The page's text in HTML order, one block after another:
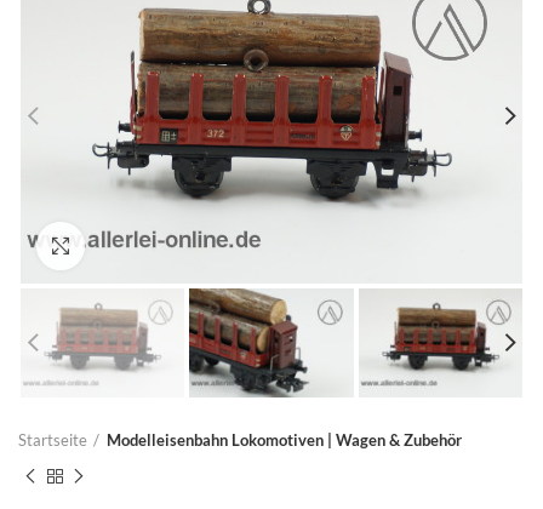
Zum Vergrößern anklicken
Startseite Modelleisenbahn Lokomotiven | Wagen & Zubehör